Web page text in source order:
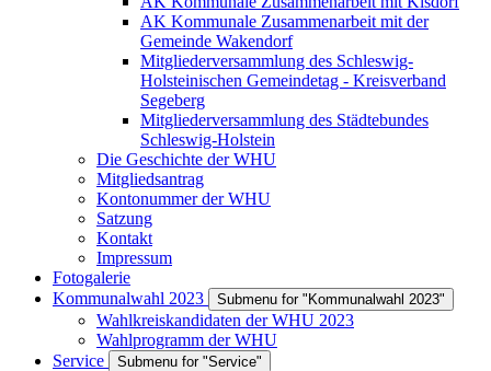
AK Kommunale Zusammenarbeit mit der
Gemeinde Wakendorf
Mitgliederversammlung des Schleswig-
Holsteinischen Gemeindetag - Kreisverband
Segeberg
Mitgliederversammlung des Städtebundes
Schleswig-Holstein
Die Geschichte der WHU
Mitgliedsantrag
Kontonummer der WHU
Satzung
Kontakt
Impressum
Fotogalerie
Kommunalwahl 2023
Submenu for "Kommunalwahl 2023"
Wahlkreiskandidaten der WHU 2023
Wahlprogramm der WHU
Service
Submenu for "Service"